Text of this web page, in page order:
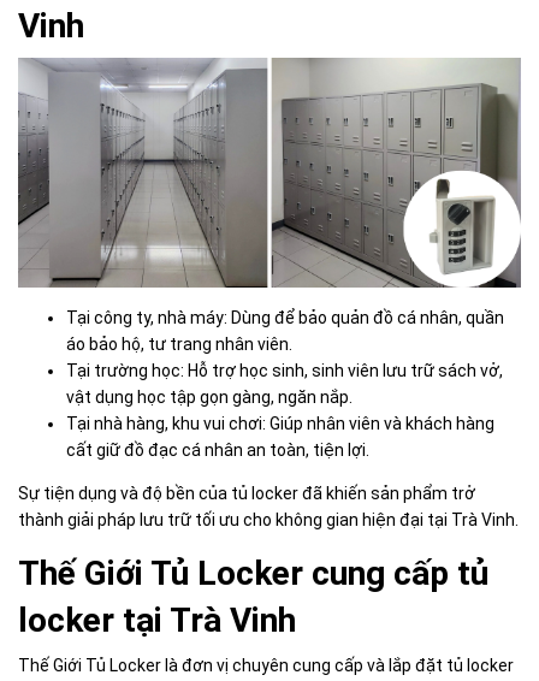
Vinh
Tại công ty, nhà máy: Dùng để bảo quản đồ cá nhân, quần
áo bảo hộ, tư trang nhân viên.
Tại trường học: Hỗ trợ học sinh, sinh viên lưu trữ sách vở,
vật dụng học tập gọn gàng, ngăn nắp.
Tại nhà hàng, khu vui chơi: Giúp nhân viên và khách hàng
cất giữ đồ đạc cá nhân an toàn, tiện lợi.
Sự tiện dụng và độ bền của tủ locker đã khiến sản phẩm trở
thành giải pháp lưu trữ tối ưu cho không gian hiện đại tại Trà Vinh.
Thế Giới Tủ Locker cung cấp tủ
locker tại Trà Vinh
Thế Giới Tủ Locker là đơn vị chuyên cung cấp và lắp đặt tủ locker